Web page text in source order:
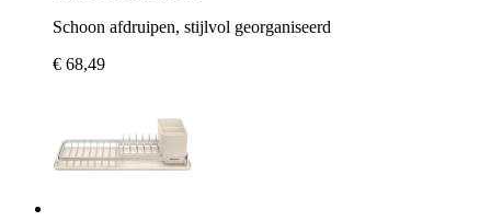
Schoon afdruipen, stijlvol georganiseerd
€ 68,49